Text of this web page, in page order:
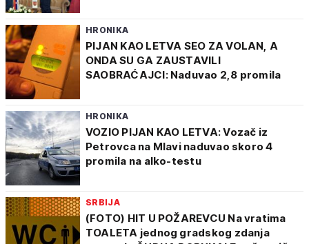
HRONIKA
PIJAN KAO LETVA SEO ZA VOLAN, A
ONDA SU GA ZAUSTAVILI
SAOBRAĆAJCI: Naduvao 2,8 promila
HRONIKA
VOZIO PIJAN KAO LETVA: Vozač iz
Petrovca na Mlavi naduvao skoro 4
promila na alko-testu
SRBIJA
(FOTO) HIT U POŽAREVCU Na vratima
TOALETA jednog gradskog zdanja